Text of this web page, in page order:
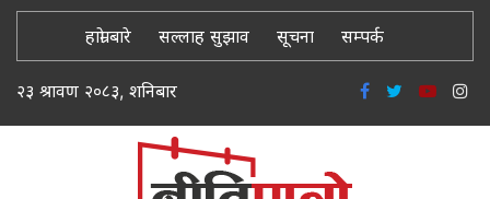
हाम्रो बारे सल्लाह सुझाव सूचना सम्पर्क
२३ श्रावण २०८३, शनिबार